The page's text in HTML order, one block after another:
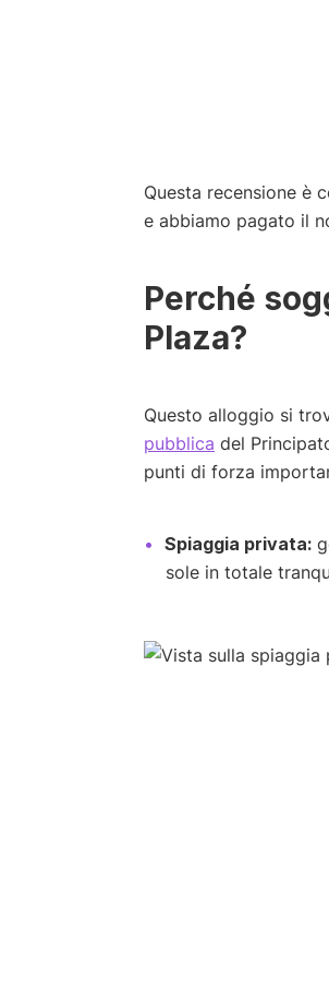
Questa recensione è
e abbiamo pagato il
Perché
Plaza?
Questo alloggio si
pubblica del
punti di forza
Spiaggia privata:
sole in totale